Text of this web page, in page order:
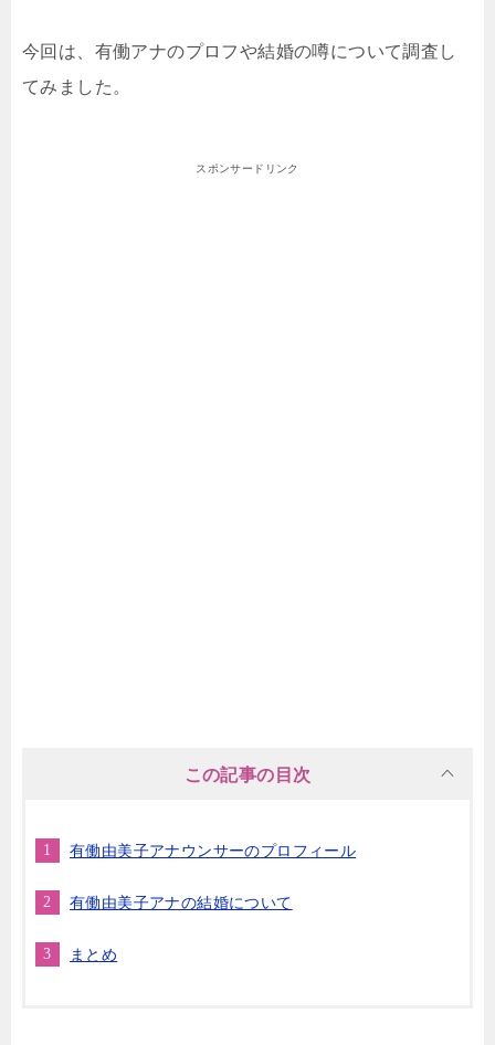
今回は、有働アナのプロフや結婚の噂について調査し
てみました。
スポンサードリンク
この記事の目次
有働由美子アナウンサーのプロフィール
有働由美子アナの結婚について
まとめ